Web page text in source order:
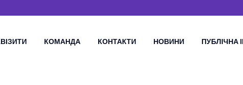
КОМАНДА КОНТАКТИ НОВИНИ ПУБЛІЧНА